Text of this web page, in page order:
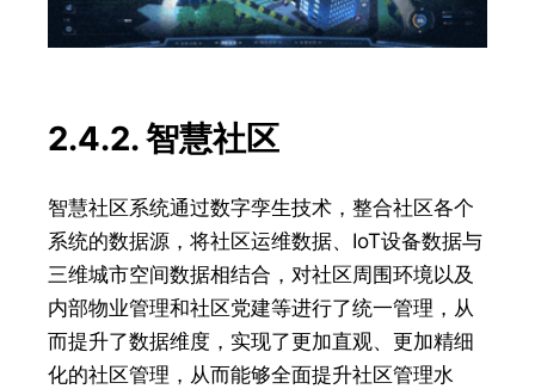
2.4.2. 智慧社区
智慧社区系统通过数字孪生技术，整合社区各个
系统的数据源，将社区运维数据、IoT设备数据与
三维城市空间数据相结合，对社区周围环境以及
内部物业管理和社区党建等进行了统一管理，从
而提升了数据维度，实现了更加直观、更加精细
化的社区管理，从而能够全面提升社区管理水